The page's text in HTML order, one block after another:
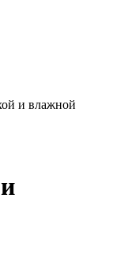
и влажной